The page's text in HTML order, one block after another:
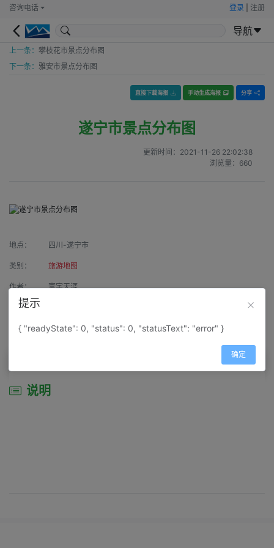
咨询电话 登录 注册
导航
上一条： 攀枝花市景点分布图
下一条： 雅安市景点分布图
直接下载海报 手动生成海报 分享
遂宁市景点分布图
更新时间： 2021-11-26 22:02:38
浏览量： 660
地点： 四川-遂宁市
类别： 旅游地图
作者： 寰宇天涯
来源：
属性： 地图属性： 地图类型-旅游资源分布图
说明
提示
{ "readyState": 0, "status": 0, "statusText": "error" }
确定